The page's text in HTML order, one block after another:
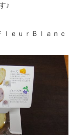
♪
ｌｅｕｒＢｌａｎｃ